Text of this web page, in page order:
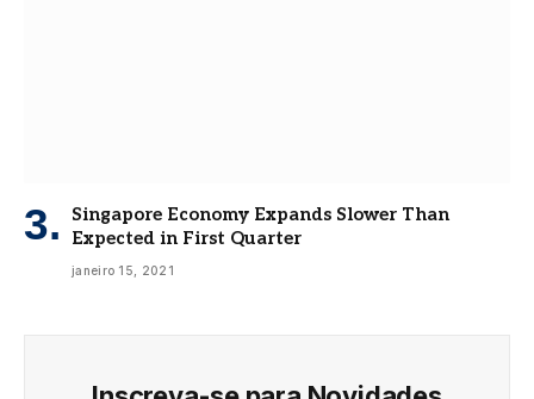
Singapore Economy Expands Slower Than
Expected in First Quarter
janeiro 15, 2021